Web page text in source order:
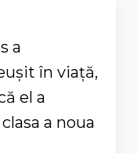
a
în viață,
el a
a noua